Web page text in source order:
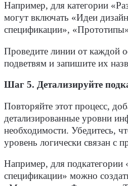
Например, для категории
могут включать «Идеи
спецификации»,
Проведите линии от каждой
подветвям и запишите их
Шаг 5. Детализируйте
Повторяйте этот процесс,
детализированные уровни
необходимости. Убедитесь,
уровень логически связан с
Например, для подкатегории
спецификации» можно